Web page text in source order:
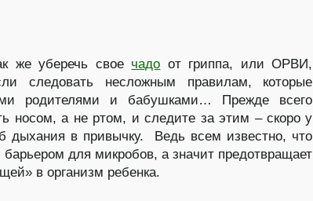
же уберечь свое чадо от гриппа, или ОРВИ,
следовать несложным правилам, которые
родителями и бабушками… Прежде всего
носом, а не ртом, и следите за этим – скоро у
дыхания в привычку. Ведь всем известно, что
барьером для микробов, а значит предотвращает
в организм ребенка.